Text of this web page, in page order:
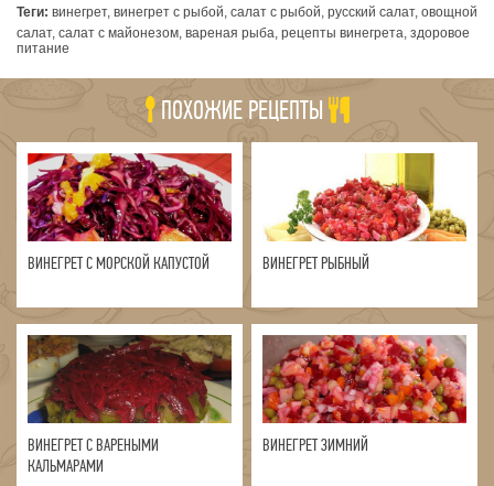
Теги: винегрет, винегрет с рыбой, салат с рыбой, русский салат, овощной
салат, салат с майонезом, вареная рыба, рецепты винегрета, здоровое
питание
ПОХОЖИЕ РЕЦЕПТЫ
ВИНЕГРЕТ C МОРСКОЙ КАПУСТОЙ ВИНЕГРЕТ РЫБНЫЙ
ВИНЕГРЕТ С ВАРЕНЫМИ
КАЛЬМАРАМИ
ВИНЕГРЕТ ЗИМНИЙ